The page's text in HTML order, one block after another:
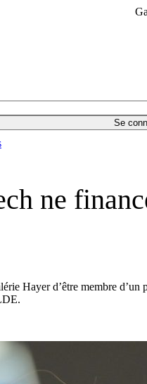
Se
ne
Hayer d’être membre